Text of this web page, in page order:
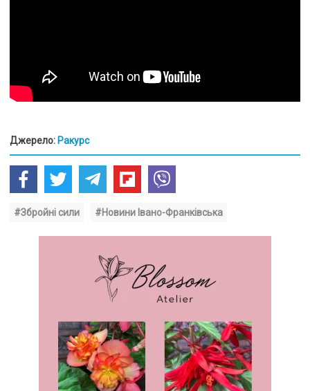
Джерело: Ракурс
#Збройні сили #Новини Івано-Франківська